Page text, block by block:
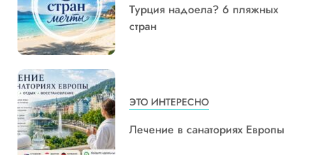
Турция надоела? 6 пляжных
стран
ЭТО ИНТЕРЕСНО
Лечение в санаториях Европы